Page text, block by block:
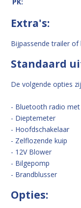
Extra's:
Bijpassende trailer
Standaard
De volgende opties
- Bluetooth radio
- Dieptemeter
- Hoofdschakelaar
- Zelflozende kuip
- 12V Blower
- Bilgepomp
- Brandblusser
Opties: